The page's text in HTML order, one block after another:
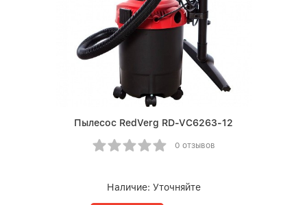
Пылесос RedVerg RD-VC6263-12
0 отзывов
Наличие: Уточняйте